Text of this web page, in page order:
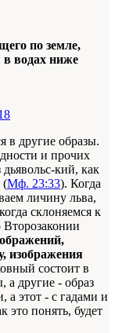
по земле,
водах ниже
в другие образы.
и прочих
кий, как
(Мф. 23:33). Когда
личину льва,
склоняемся к
изображения
состоит в
а другие - образ
а этот - с гадами и
это понять, будет